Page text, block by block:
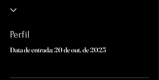
Perfil
Data de entrada: 20 de out. de 2025